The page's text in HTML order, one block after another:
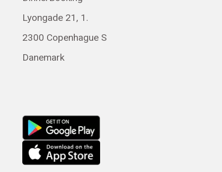
Lyongade 21, 1.
2300 Copenhague S
Danemark